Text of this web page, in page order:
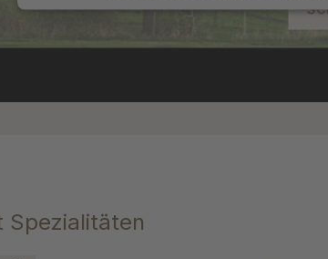
Spezialitäten